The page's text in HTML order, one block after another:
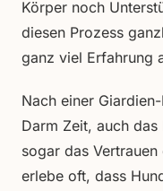
Körper noch
diesen Prozess
ganz viel Erfahrung
Nach einer
Darm Zeit, auch
sogar das
erlebe oft, dass